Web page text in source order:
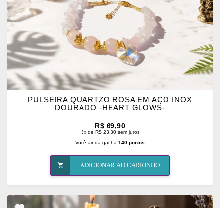
PULSEIRA QUARTZO ROSA EM AÇO INOX
DOURADO -HEART GLOWS-
R$ 69,90
3x de R$ 23,30 sem juros
Você ainda ganha 140 pontos
ADICIONAR AO CARRINHO